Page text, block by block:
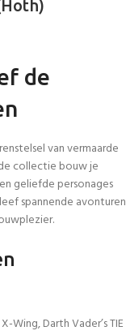
de
van vermaarde
collectie bouw je
geliefde personages
spannende avonturen
Wing, Darth Vader’s TIE